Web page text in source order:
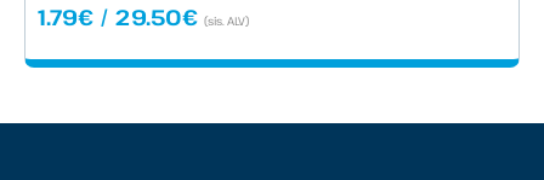
1.79€ / 29.50€Hintaluokka:
-
(sis. ALV)